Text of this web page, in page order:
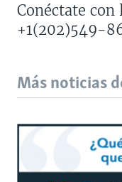
Conéctate con
+1(202)549-
Más noticias